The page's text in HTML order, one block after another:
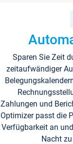
Sparen Sie Zeit
zeitaufwändiger
Zahlungen und
Optimizer passt die
Verfügbarkeit an
Nacht